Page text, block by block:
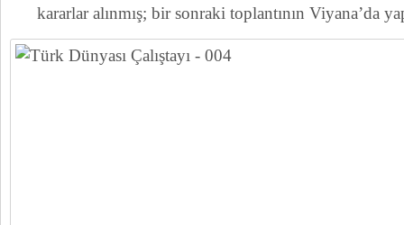
kararlar alınmış; bir sonraki toplantının Viyana’da